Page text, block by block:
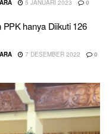
5 JANUARI 2023 0
hanya Diikuti 126
7 DESEMBER 2022 0